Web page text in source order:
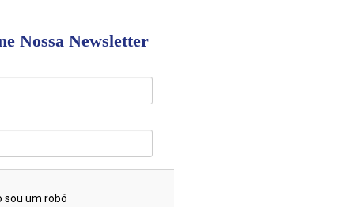
Nossa Newsletter